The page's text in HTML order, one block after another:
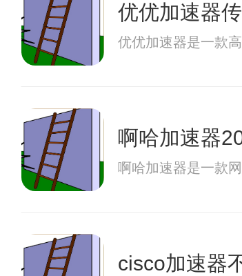
优优加速器
优优加速器是一款
啊哈加速器
啊哈加速器是一款
cisco加速器